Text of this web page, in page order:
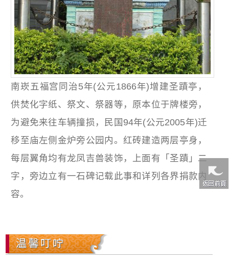
南崁五福宫同治5年(公元1866年)增建圣蹟亭，
供焚化字纸、祭文、祭器等，原本位于牌楼旁，
为避免来往车辆撞损，民国94年(公元2005年)迁
移至庙左侧金炉旁公园内。红砖建造两层亭身，
每层翼角均有龙凤吉兽装饰，上面有「圣蹟」二
字，旁边立有一石碑记载此事和详列各界捐款内
容。
温馨叮咛